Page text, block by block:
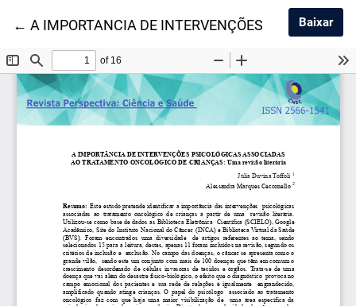
←Voltar aos Detalhes do Artigo
A IMPORTANCIA DE INTERVENÇÕES Baixar